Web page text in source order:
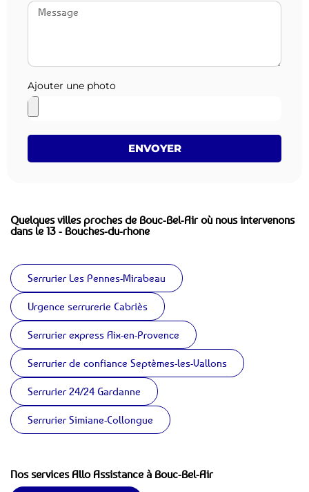
Ajouter une photo
ENVOYER
Quelques villes proches de Bouc-Bel-Air où nous intervenons
dans le 13 - Bouches-du-rhone
Serrurier Les Pennes-Mirabeau
Urgence serrurerie Cabriès
Serrurier express Aix-en-Provence
Serrurier de confiance Septèmes-les-Vallons
Serrurier 24/24 Gardanne
Serrurier Simiane-Collongue
Nos services Allo Assistance à Bouc-Bel-Air